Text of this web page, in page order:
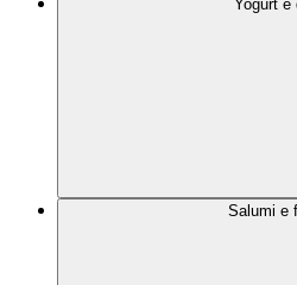
Yogurt e
Salumi e